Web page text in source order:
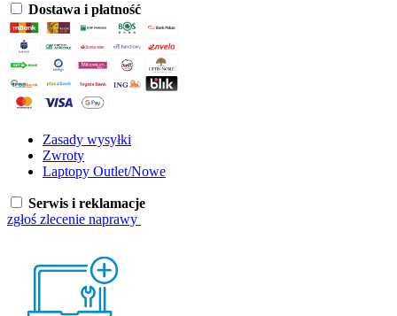
Dostawa i płatność
Zasady wysyłki
Zwroty
Laptopy Outlet/Nowe
Serwis i reklamacje
zgłoś zlecenie naprawy